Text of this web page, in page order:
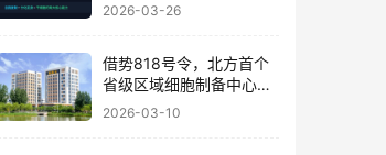
2026-03-26
借势818号令，北方首个
省级区域细胞制备中心落
地
2026-03-10